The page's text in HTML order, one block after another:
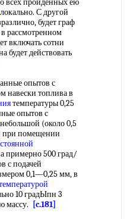
всех пройденных ею
локально. С другой
будет граф
рассмотренном
включать сотни
будет действовать
опытов с
навески топлива в
температуры 0,25
опытов с
небольшой (около 0,5
при помещении
примерно 500 град/
с подачей
0,1—0,25 мм, в
10 градЫпн 3
массу.
[c.181]